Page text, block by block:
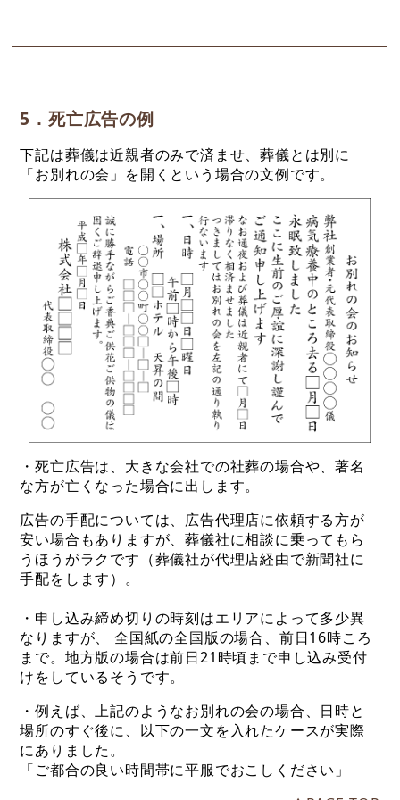
5．死亡広告の例
下記は葬儀は近親者のみで済ませ、葬儀とは別に
「お別れの会」を開くという場合の文例です。
・死亡広告は、大きな会社での社葬の場合や、著名
な方が亡くなった場合に出します。
広告の手配については、広告代理店に依頼する方が
安い場合もありますが、葬儀社に相談に乗ってもら
うほうがラクです（葬儀社が代理店経由で新聞社に
手配をします）。
・申し込み締め切りの時刻はエリアによって多少異
なりますが、 全国紙の全国版の場合、前日16時ころ
まで。地方版の場合は前日21時頃まで申し込み受付
けをしているそうです。
・例えば、上記のようなお別れの会の場合、日時と
場所のすぐ後に、以下の一文を入れたケースが実際
にありました。
「ご都合の良い時間帯に平服でおこしください」